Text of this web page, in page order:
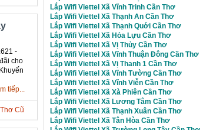
-
cho
tiếp...
Cũ
Lắp Wifi Viettel Xã Vĩnh Trinh Cần Thơ
Lắp Wifi Viettel Xã Thạnh An Cần Thơ
Lắp Wifi Viettel Xã Thạnh Quới Cần Thơ
Lắp Wifi Viettel Xã Hỏa Lựu Cần Thơ
Lắp Wifi Viettel Xã Vị Thủy Cần Thơ
Lắp Wifi Viettel Xã Vĩnh Thuận Đông Cần Thơ
Lắp Wifi Viettel Xã Vị Thanh 1 Cần Thơ
Lắp Wifi Viettel Xã Vĩnh Tường Cần Thơ
Lắp Wifi Viettel Xã Vĩnh Viễn Cần Thơ
Lắp Wifi Viettel Xã Xà Phiên Cần Thơ
Lắp Wifi Viettel Xã Lương Tâm Cần Thơ
Lắp Wifi Viettel Xã Thạnh Xuân Cần Thơ
Lắp Wifi Viettel Xã Tân Hòa Cần Thơ